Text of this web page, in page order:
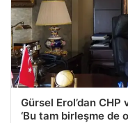
Gürsel Erol’dan CHP
‘Bu tam birleşme de